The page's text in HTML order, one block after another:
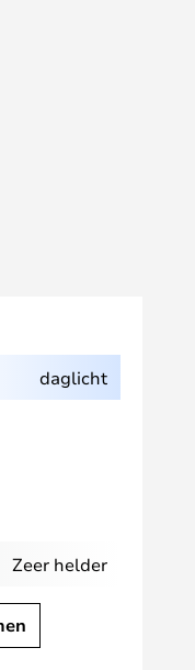
daglicht
Zeer helder